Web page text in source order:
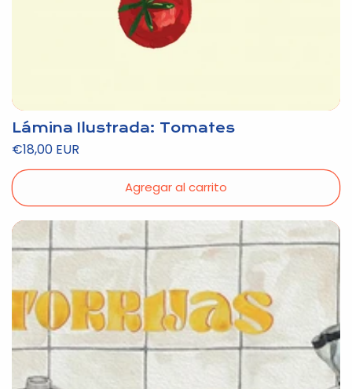
Lámina Ilustrada: Tomates
Precio
habitual
€18,00 EUR
Agregar al carrito